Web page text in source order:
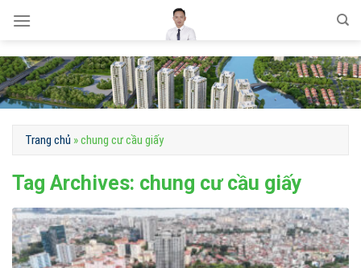
Trang chủ »chung cư cầu giấy
Tag Archives: chung cư cầu giấy